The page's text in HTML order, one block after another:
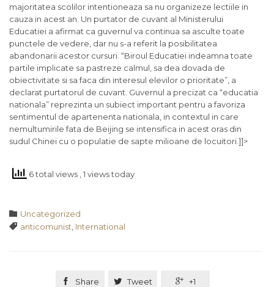
majoritatea scolilor intentioneaza sa nu organizeze lectiile in
cauza in acest an. Un purtator de cuvant al Ministerului
Educatiei a afirmat ca guvernul va continua sa asculte toate
punctele de vedere, dar nu s-a referit la posibilitatea
abandonarii acestor cursuri. “Biroul Educatiei indeamna toate
partile implicate sa pastreze calmul, sa dea dovada de
obiectivitate si sa faca din interesul elevilor o prioritate”, a
declarat purtatorul de cuvant. Guvernul a precizat ca “educatia
nationala” reprezinta un subiect important pentru a favoriza
sentimentul de apartenenta nationala, in contextul in care
nemultumirile fata de Beijing se intensifica in acest oras din
sudul Chinei cu o populatie de sapte milioane de locuitori.]]>
6 total views , 1 views today
 Category
Uncategorized
 Tags
anticomunist International
 Share  Tweet  +1